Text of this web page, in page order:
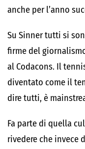
anche per l’anno
Su Sinner tutti si
firme del
al Codacons. Il
diventato come il
dire tutti, è
Fa parte di quella
rivedere che invece